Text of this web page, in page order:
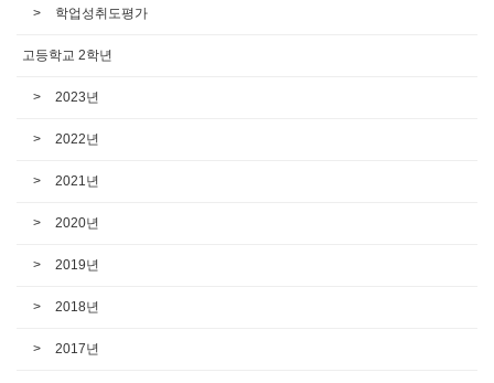
학업성취도평가
고등학교 2학년
2023년
2022년
2021년
2020년
2019년
2018년
2017년